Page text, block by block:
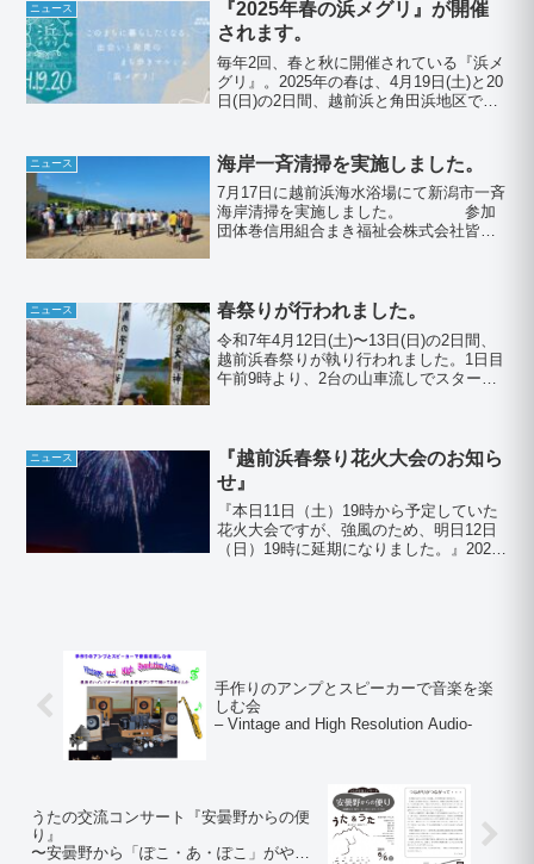
ニュース
『2025年春の浜メグリ』が開催
されます。
毎年2回、春と秋に開催されている『浜メ
グリ』。2025年の春は、4月19日(土)と20
日(日)の2日間、越前浜と角田浜地区で開
い。お待ちしております。♪📥パンフレッ
トを...
ニュース 海岸一斉清掃を実施しました。
7月17日に越前浜海水浴場にて新潟市一斉
海岸清掃を実施しました。 参加
団体巻信用組合まき福祉会株式会社皆川
ニュース 春祭りが行われました。
令和7年4月12日(土)〜13日(日)の2日間、
越前浜春祭りが執り行われました。1日目
午前9時より、2台の山車流しでスタート
移り、...
ニュース
『越前浜春祭り花火大会のお知ら
せ』
『本日11日（土）19時から予定していた
花火大会ですが、強風のため、明日12日
（日）19時に延期になりました。』2026
手作りのアンプとスピーカーで音楽を楽
しむ会
– Vintage and High Resolution Audio-
うたの交流コンサート『安曇野からの便
り』
〜安曇野から「ぽこ・あ・ぽこ」がやっ